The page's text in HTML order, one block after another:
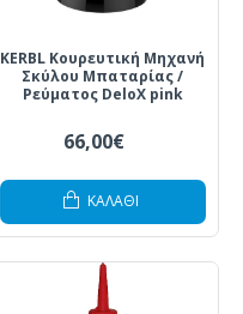
KERBL Κουρευτική Μηχανή
Σκύλου Μπαταρίας /
Ρεύματος DeloX pink
66,00€
ΚΑΛΆΘΙ